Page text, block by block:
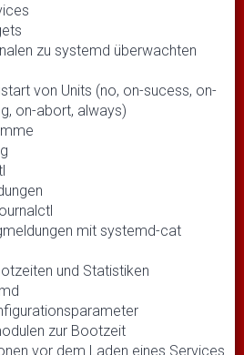
zu systemd überwachten
von Units (no, on-sucess, on-
on-abort, always)
mit systemd-cat
und Statistiken
zur Bootzeit
vor dem Laden eines Services